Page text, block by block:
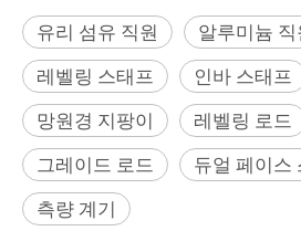
유리 섬유 직원
알루미늄 직
레벨링 스태프
인바 스태프
망원경 지팡이
레벨링 로드
그레이드 로드
듀얼 페이스
측량 계기